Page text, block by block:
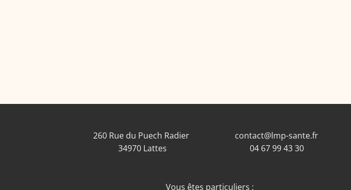
260 Rue du Puech Radier
34970 Lattes
contact@lmp-sante.fr
04 67 99 43 30
Vous êtes particuliers :